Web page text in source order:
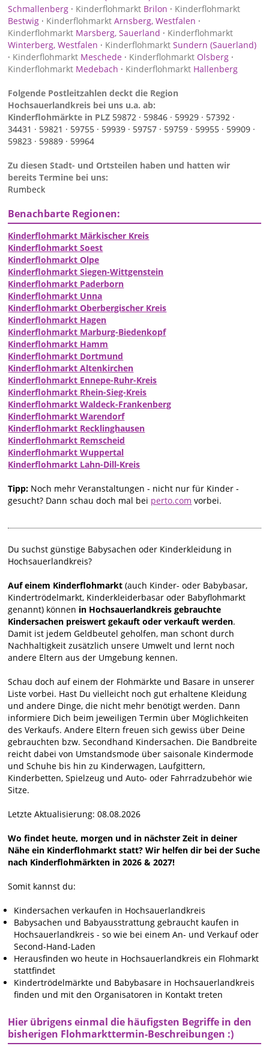
Schmallenberg · Kinderflohmarkt Brilon · Kinderflohmarkt
Bestwig · Kinderflohmarkt Arnsberg, Westfalen ·
Kinderflohmarkt Marsberg, Sauerland · Kinderflohmarkt
Winterberg, Westfalen · Kinderflohmarkt Sundern (Sauerland)
· Kinderflohmarkt Meschede · Kinderflohmarkt Olsberg ·
Kinderflohmarkt Medebach · Kinderflohmarkt Hallenberg
Folgende Postleitzahlen deckt die Region
Hochsauerlandkreis bei uns u.a. ab:
Kinderflohmärkte in PLZ 59872 · 59846 · 59929 · 57392 ·
34431 · 59821 · 59755 · 59939 · 59757 · 59759 · 59955 · 59909 ·
59823 · 59889 · 59964
Zu diesen Stadt- und Ortsteilen haben und hatten wir
bereits Termine bei uns:
Rumbeck
Benachbarte Regionen:
Kinderflohmarkt Märkischer Kreis
Kinderflohmarkt Soest
Kinderflohmarkt Olpe
Kinderflohmarkt Siegen-Wittgenstein
Kinderflohmarkt Paderborn
Kinderflohmarkt Unna
Kinderflohmarkt Oberbergischer Kreis
Kinderflohmarkt Hagen
Kinderflohmarkt Marburg-Biedenkopf
Kinderflohmarkt Hamm
Kinderflohmarkt Dortmund
Kinderflohmarkt Altenkirchen
Kinderflohmarkt Ennepe-Ruhr-Kreis
Kinderflohmarkt Rhein-Sieg-Kreis
Kinderflohmarkt Waldeck-Frankenberg
Kinderflohmarkt Warendorf
Kinderflohmarkt Recklinghausen
Kinderflohmarkt Remscheid
Kinderflohmarkt Wuppertal
Kinderflohmarkt Lahn-Dill-Kreis
Tipp: Noch mehr Veranstaltungen - nicht nur für Kinder -
gesucht? Dann schau doch mal bei perto.com vorbei.
Du suchst günstige Babysachen oder Kinderkleidung in
Hochsauerlandkreis?
Auf einem Kinderflohmarkt (auch Kinder- oder Babybasar,
Kindertrödelmarkt, Kinderkleiderbasar oder Babyflohmarkt
genannt) können in Hochsauerlandkreis gebrauchte
Kindersachen preiswert gekauft oder verkauft werden.
Damit ist jedem Geldbeutel geholfen, man schont durch
Nachhaltigkeit zusätzlich unsere Umwelt und lernt noch
andere Eltern aus der Umgebung kennen.
Schau doch auf einem der Flohmärkte und Basare in unserer
Liste vorbei. Hast Du vielleicht noch gut erhaltene Kleidung
und andere Dinge, die nicht mehr benötigt werden. Dann
informiere Dich beim jeweiligen Termin über Möglichkeiten
des Verkaufs. Andere Eltern freuen sich gewiss über Deine
gebrauchten bzw. Secondhand Kindersachen. Die Bandbreite
reicht dabei von Umstandsmode über saisonale Kindermode
und Schuhe bis hin zu Kinderwagen, Laufgittern,
Kinderbetten, Spielzeug und Auto- oder Fahrradzubehör wie
Sitze.
Letzte Aktualisierung: 08.08.2026
Wo findet heute, morgen und in nächster Zeit in deiner
Nähe ein Kinderflohmarkt statt? Wir helfen dir bei der Suche
nach Kinderflohmärkten in 2026 & 2027!
Somit kannst du:
Kindersachen verkaufen in Hochsauerlandkreis
Babysachen und Babyausstrattung gebraucht kaufen in
Hochsauerlandkreis - so wie bei einem An- und Verkauf oder
Second-Hand-Laden
Herausfinden wo heute in Hochsauerlandkreis ein Flohmarkt
stattfindet
Kindertrödelmärkte und Babybasare in Hochsauerlandkreis
finden und mit den Organisatoren in Kontakt treten
Hier übrigens einmal die häufigsten Begriffe in den
bisherigen Flohmarkttermin-Beschreibungen :)